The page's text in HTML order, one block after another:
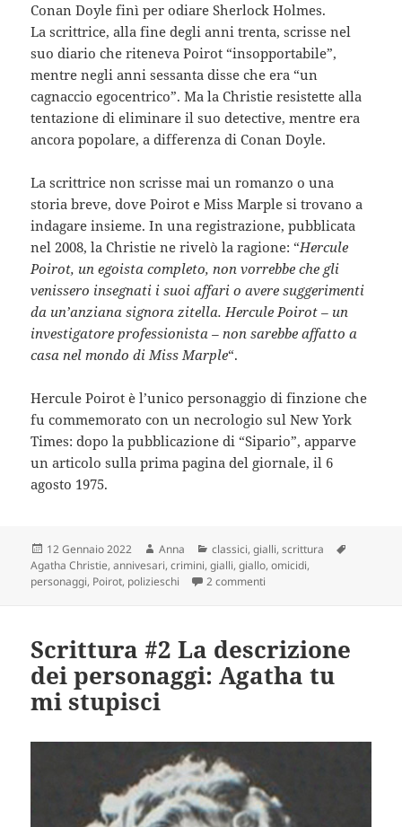
Conan Doyle finì per odiare Sherlock Holmes.
La scrittrice, alla fine degli anni trenta, scrisse nel
suo diario che riteneva Poirot “insopportabile”,
mentre negli anni sessanta disse che era “un
cagnaccio egocentrico”. Ma la Christie resistette alla
tentazione di eliminare il suo detective, mentre era
ancora popolare, a differenza di Conan Doyle.
La scrittrice non scrisse mai un romanzo o una
storia breve, dove Poirot e Miss Marple si trovano a
indagare insieme. In una registrazione, pubblicata
nel 2008, la Christie ne rivelò la ragione: “Hercule
Poirot, un egoista completo, non vorrebbe che gli
venissero insegnati i suoi affari o avere suggerimenti
da un’anziana signora zitella. Hercule Poirot – un
investigatore professionista – non sarebbe affatto a
casa nel mondo di Miss Marple“.
Hercule Poirot è l’unico personaggio di finzione che
fu commemorato con un necrologio sul New York
Times: dopo la pubblicazione di “Sipario”, apparve
un articolo sulla prima pagina del giornale, il 6
agosto 1975.
Scritto
il
12 Gennaio 2022 Autore
Anna Categorie
classici,gialli,scrittura
Agatha Christie,annivesari,crimini,gialli,giallo,omicidi,
personaggi, Poirot, polizieschi 2 commenti
Scrittura #2 La descrizione
dei personaggi: Agatha tu
mi stupisci